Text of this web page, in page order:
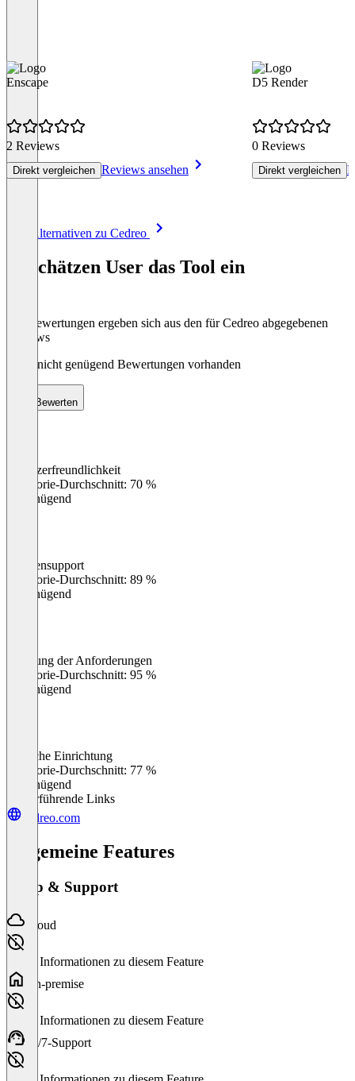
Enscape
2 Reviews
Direkt vergleichen Reviews ansehen
D5 Render
0 Reviews
Direkt vergleichen
Alle Alternativen zu Cedreo
So schätzen User das Tool ein
Die Bewertungen ergeben sich aus den für Cedreo abgegebenen
Reviews
Noch nicht genügend Bewertungen vorhanden
Bewerten
Benutzerfreundlichkeit
Kategorie-Durchschnitt: 70 %
Ungenügend
Kundensupport
Kategorie-Durchschnitt: 89 %
Ungenügend
Erfüllung der Anforderungen
Kategorie-Durchschnitt: 95 %
Ungenügend
Einfache Einrichtung
Kategorie-Durchschnitt: 77 %
Ungenügend
Weiterführende Links
cedreo.com
Allgemeine Features
Setup & Support
Cloud
Keine Informationen zu diesem Feature
On-premise
Keine Informationen zu diesem Feature
24/7-Support